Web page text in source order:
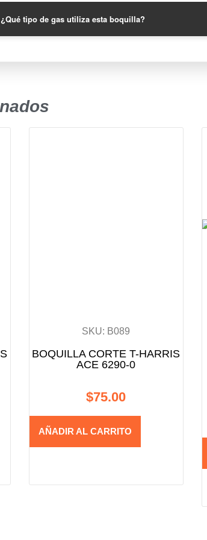
tipo de gas utiliza esta boquilla?
SKU: B089
BOQUILLA CORTE T-HARRIS
ACE 6290-0
$75.00
AÑADIR AL CARRITO